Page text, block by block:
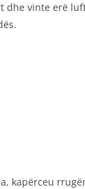
vinte erë
kapërceu